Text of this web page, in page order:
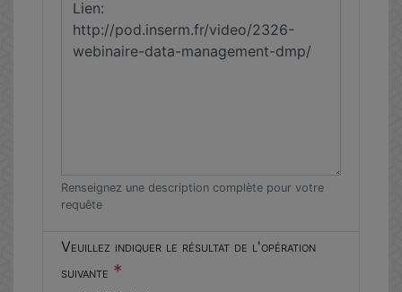
Renseignez une description complète pour votre
requête
Veuillez indiquer le résultat de l'opération
suivante *